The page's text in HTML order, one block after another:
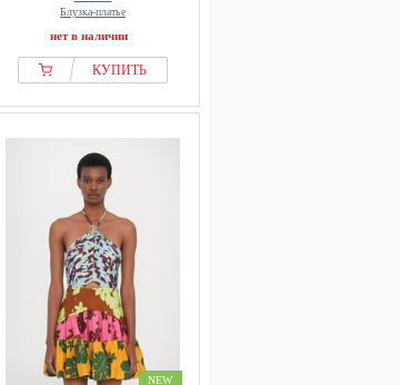
Блузка-платье
нет в наличии
КУПИТЬ
NEW